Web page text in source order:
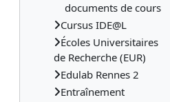
documents de cours
Cursus IDE@L
Écoles Universitaires
de Recherche (EUR)
Edulab Rennes 2
Entraînement